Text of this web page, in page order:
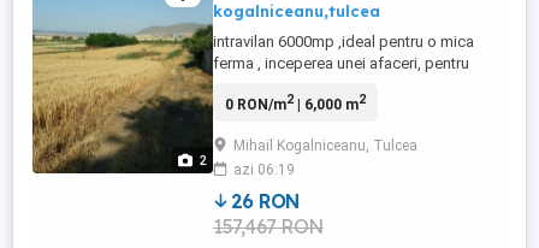
2
kogalniceanu,tulcea
intravilan 6000mp ,ideal pentru o mica
ferma , inceperea unei afaceri, pentru
cadastru ,intabulare , impozit achitat la zi,
,zona foarte frumoasa ,in comuna Mihail
Kogalniceanu,sat Randunica,judet
Tulcea,se poate construi,in ...
0 RON/m2| 6,000 m2
Mihail Kogalniceanu, Tulcea
azi 06:19
26 RON
157,467 RON